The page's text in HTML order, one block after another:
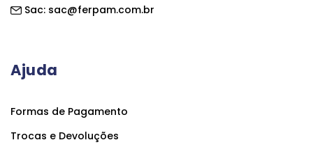
Sac: sac@ferpam.com.br
Ajuda
Formas de Pagamento
Trocas e Devoluções